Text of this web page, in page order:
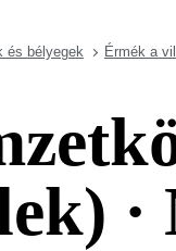
és bélyegek Érmék a